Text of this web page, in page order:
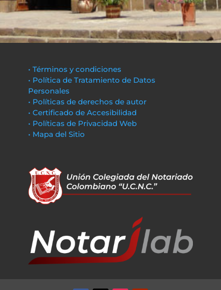
• Términos y condiciones
• Política de Tratamiento de Datos
Personales
• Políticas de derechos de autor
• Certificado de Accesibilidad
• Políticas de Privacidad Web
• Mapa del Sitio